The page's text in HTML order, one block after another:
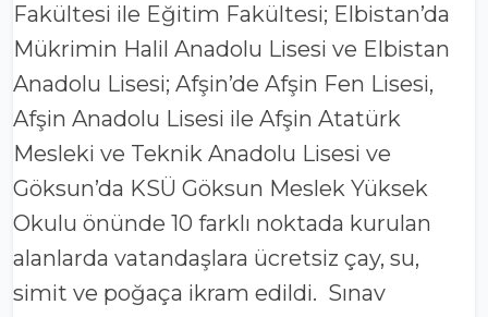
Fakültesi ile Eğitim Fakültesi; Elbistan’da
Mükrimin Halil Anadolu Lisesi ve Elbistan
Anadolu Lisesi; Afşin’de Afşin Fen Lisesi,
Afşin Anadolu Lisesi ile Afşin Atatürk
Mesleki ve Teknik Anadolu Lisesi ve
Göksun’da KSÜ Göksun Meslek Yüksek
Okulu önünde 10 farklı noktada kurulan
alanlarda vatandaşlara ücretsiz çay, su,
simit ve poğaça ikram edildi. Sınav